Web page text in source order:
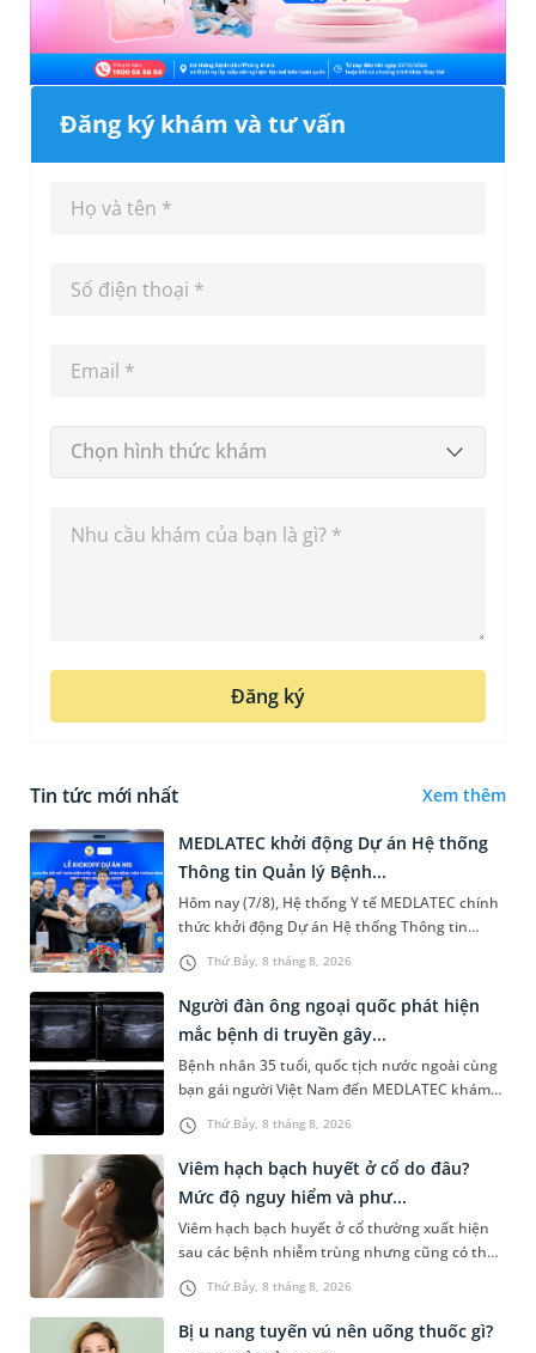
Đăng ký khám và tư vấn
Chọn hình thức khám
Đăng ký
Tin tức mới nhất Xem thêm
Thứ Bảy, 8 tháng 8, 2026
MEDLATEC khởi động Dự án Hệ thống
Thông tin Quản lý Bệnh...
Hôm nay (7/8), Hệ thống Y tế MEDLATEC chính
thức khởi động Dự án Hệ thống Thông tin
Quản lý Bệnh viện (HIS - Hospital Information
System) giai đoạn mới. Dự á...
Thứ Bảy, 8 tháng 8, 2026
Người đàn ông ngoại quốc phát hiện
mắc bệnh di truyền gây...
Bệnh nhân 35 tuổi, quốc tịch nước ngoài cùng
bạn gái người Việt Nam đến MEDLATEC khám
sức khỏe tiền hôn nhân. Qua thăm khám và
làm các xét nghiệm chuyên sâu,...
Thứ Bảy, 8 tháng 8, 2026
Viêm hạch bạch huyết ở cổ do đâu?
Mức độ nguy hiểm và phư...
Viêm hạch bạch huyết ở cổ thường xuất hiện
sau các bệnh nhiễm trùng nhưng cũng có thể
liên quan đến lao hạch hoặc ung thư. Để tìm
hiểu nguyên nhân gây viêm,...
Bị u nang tuyến vú nên uống thuốc gì?